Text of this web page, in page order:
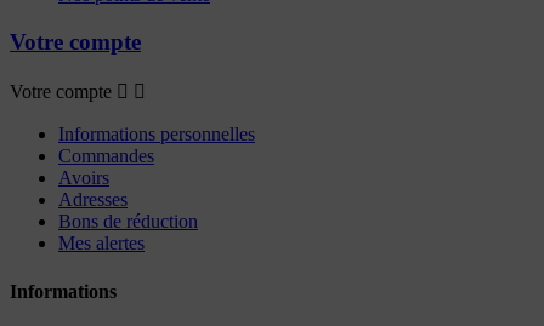
Votre compte
Votre compte  
Informations personnelles
Commandes
Avoirs
Adresses
Bons de réduction
Mes alertes
Informations